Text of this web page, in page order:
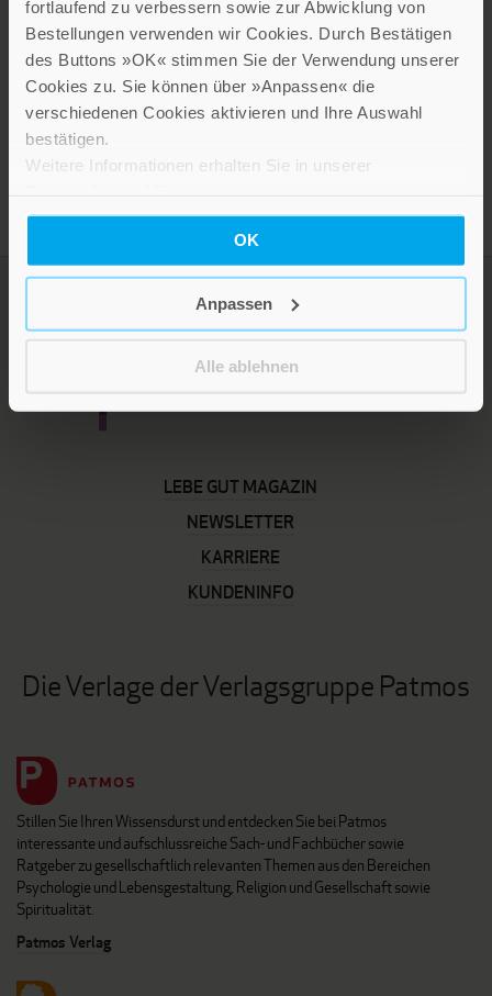
fortlaufend zu verbessern sowie zur Abwicklung von
Bestellungen verwenden wir Cookies. Durch Bestätigen
des Buttons »OK« stimmen Sie der Verwendung unserer
Cookies zu. Sie können über »Anpassen« die
verschiedenen Cookies aktivieren und Ihre Auswahl
bestätigen.
Weitere Informationen erhalten Sie in unserer
OK
Anpassen
Alle ablehnen
2,80 €
Inkl. 19% MwSt. exkl.Versandkosten
LEBE GUT MAGAZIN
NEWSLETTER
KARRIERE
KUNDENINFO
Die Verlage der Verlagsgruppe Patmos
Stillen Sie Ihren Wissensdurst und entdecken Sie bei Patmos
interessante und aufschlussreiche Sach- und Fachbücher sowie
Ratgeber zu gesellschaftlich relevanten Themen aus den Bereichen
Psychologie und Lebensgestaltung, Religion und Gesellschaft sowie
Spiritualität.
Patmos Verlag